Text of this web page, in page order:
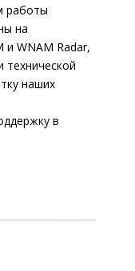
работы
на
и WNAM Radar,
технической
наших
в